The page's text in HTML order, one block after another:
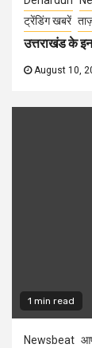
ट्रेंडिंग खबरें
उत्तराखंड के
August 10,
1 min read
Newsbeat